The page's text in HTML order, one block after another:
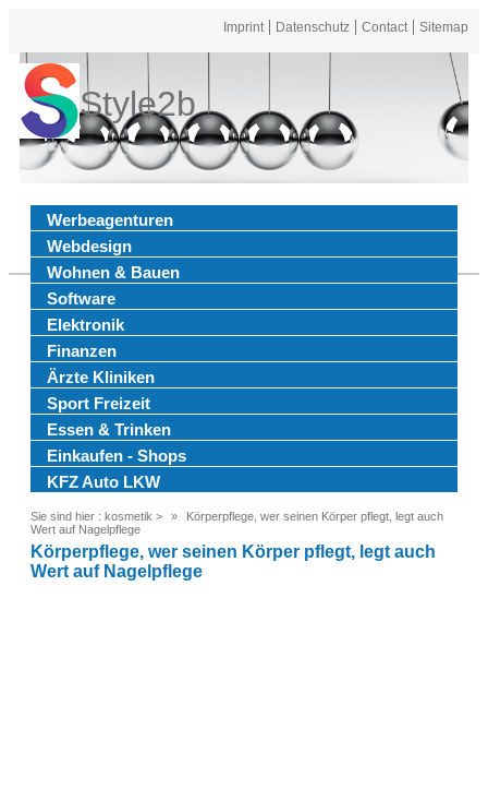
Imprint Datenschutz Contact Sitemap
Style2b
Werbeagenturen
Webdesign
Wohnen & Bauen
Software
Elektronik
Finanzen
Ärzte Kliniken
Sport Freizeit
Essen & Trinken
Einkaufen - Shops
KFZ Auto LKW
Sie sind hier : kosmetik >
Körperpflege, wer seinen Körper pflegt, legt auch
Wert auf Nagelpflege
Körperpflege, wer seinen Körper pflegt, legt auch
Wert auf Nagelpflege